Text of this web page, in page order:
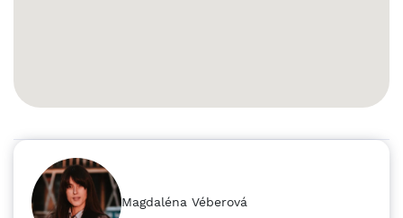
⦿ 2 vjezdy do areálu CENA Cena závisí na délce smlouvy.
Pro konkrétní nabídku nás neváhejte kontaktovat. Více
Magdaléna Véberová